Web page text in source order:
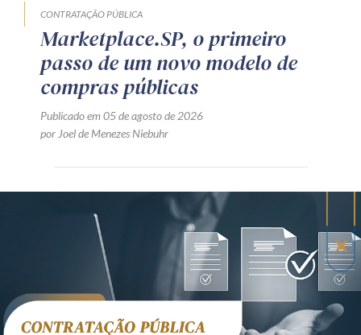
CONTRATAÇÃO PÚBLICA
Marketplace.SP, o primeiro
passo de um novo modelo de
compras públicas
Publicado em 05 de agosto de 2026
por Joel de Menezes Niebuhr